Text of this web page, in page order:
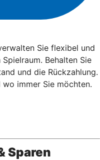
Sie flexibel und
Behalten Sie
und die Rückzahlung.
immer Sie möchten.
Sparen